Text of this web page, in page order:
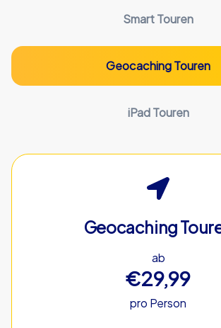
Smart Touren
Geocaching Touren
iPad Touren
Geocaching
ab
€29,99
pro Person